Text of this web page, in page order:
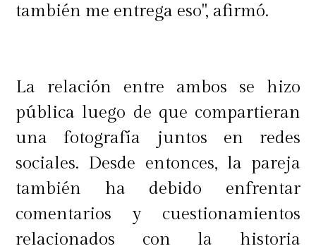
también me entrega eso", afirmó.
La relación entre ambos se hizo
pública luego de que compartieran
una fotografía juntos en redes
sociales. Desde entonces, la pareja
también ha debido enfrentar
comentarios y cuestionamientos
relacionados con la historia